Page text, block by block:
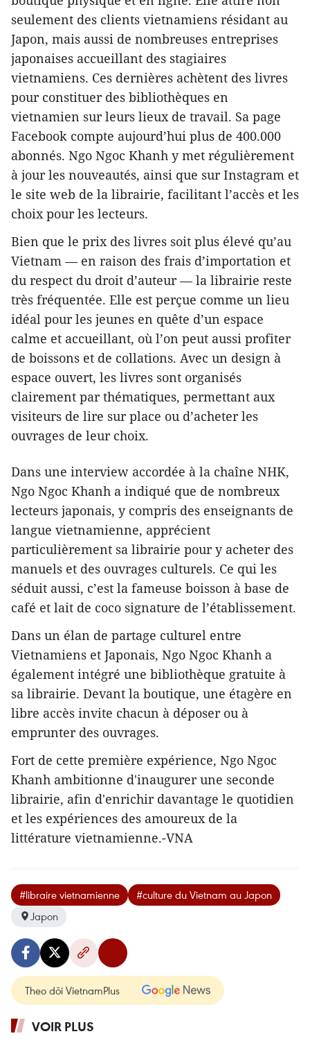
seulement des clients vietnamiens résidant au
Japon, mais aussi de nombreuses entreprises
japonaises accueillant des stagiaires
vietnamiens. Ces dernières achètent des livres
pour constituer des bibliothèques en
vietnamien sur leurs lieux de travail. Sa page
Facebook compte aujourd’hui plus de 400.000
abonnés. Ngo Ngoc Khanh y met régulièrement
à jour les nouveautés, ainsi que sur Instagram et
le site web de la librairie, facilitant l’accès et les
choix pour les lecteurs.
Bien que le prix des livres soit plus élevé qu’au
Vietnam — en raison des frais d’importation et
du respect du droit d’auteur — la librairie reste
très fréquentée. Elle est perçue comme un lieu
idéal pour les jeunes en quête d’un espace
calme et accueillant, où l’on peut aussi profiter
de boissons et de collations. Avec un design à
espace ouvert, les livres sont organisés
clairement par thématiques, permettant aux
visiteurs de lire sur place ou d’acheter les
ouvrages de leur choix.
​Dans une interview accordée à la chaîne NHK,
Ngo Ngoc Khanh a indiqué que de nombreux
lecteurs japonais, y compris des enseignants de
langue vietnamienne, apprécient
particulièrement sa librairie pour y acheter des
manuels et des ouvrages culturels. Ce qui les
séduit aussi, c’est la fameuse boisson à base de
café et lait de coco signature de l’établissement.
Dans un élan de partage culturel entre
Vietnamiens et Japonais, Ngo Ngoc Khanh a
également intégré une bibliothèque gratuite à
sa librairie. Devant la boutique, une étagère en
libre accès invite chacun à déposer ou à
emprunter des ouvrages.
​Fort de cette première expérience, Ngo Ngoc
Khanh ambitionne d'inaugurer une seconde
librairie, afin d'enrichir davantage le quotidien
et les expériences des amoureux de la
littérature vietnamienne.-VNA
#libraire vietnamienne
#culture du Vietnam au Japon
Japon
Theo dõi VietnamPlus
VOIR PLUS